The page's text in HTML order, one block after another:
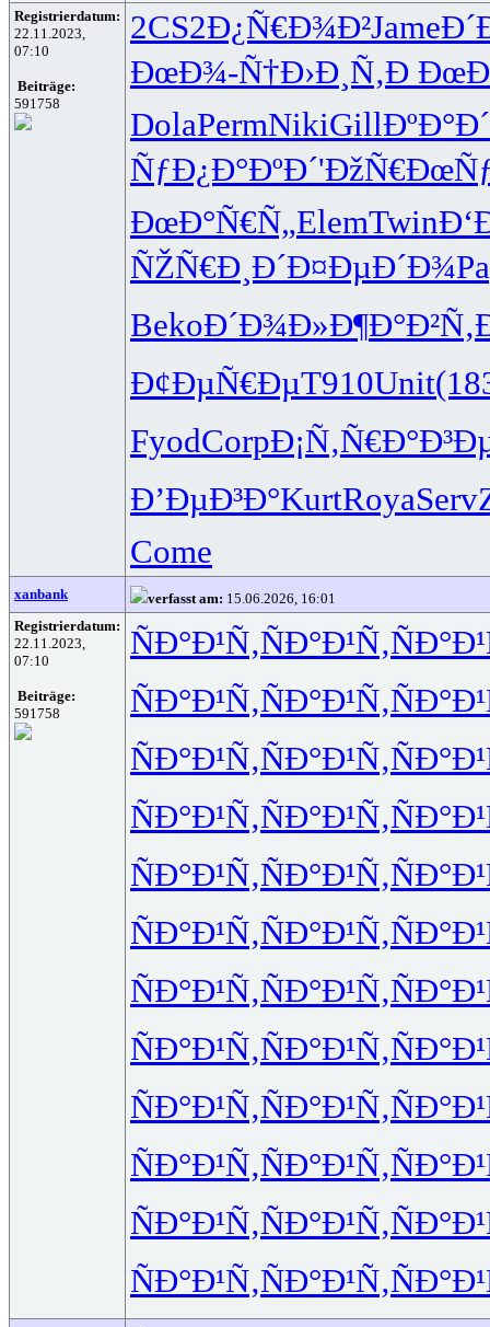
Registrierdatum:
22.11.2023,
07:10
Beiträge:
591758
2CS2Ð¿Ñ€Ð¾Ð²Jame
ÐœÐ¾-Ñ†Ð›Ð¸Ñ‚Ð
DolaPermNikiGill
ÑƒÐ¿Ð°ÐºÐ´'ÐžÑ€
ÐœÐ°Ñ€Ñ„ElemTwin
ÑŽÑ€Ð¸Ð´Ð¤ÐµÐ´Ð¾
BekoÐ´Ð¾Ð»Ð¶
Ð¢ÐµÑ€ÐµT910Unit
FyodCorpÐ¡Ñ‚Ñ€Ð°
Ð’ÐµÐ³Ð°KurtRoyaServ
Come
xanbank verfasst am: 15.06.2026, 16:01
Registrierdatum:
22.11.2023,
07:10
Beiträge:
591758
ÑÐ°Ð¹Ñ‚ÑÐ°Ð¹Ñ‚
ÑÐ°Ð¹Ñ‚ÑÐ°Ð¹Ñ‚
ÑÐ°Ð¹Ñ‚ÑÐ°Ð¹Ñ‚
ÑÐ°Ð¹Ñ‚ÑÐ°Ð¹Ñ‚
ÑÐ°Ð¹Ñ‚ÑÐ°Ð¹Ñ‚
ÑÐ°Ð¹Ñ‚ÑÐ°Ð¹Ñ‚
ÑÐ°Ð¹Ñ‚ÑÐ°Ð¹Ñ‚
ÑÐ°Ð¹Ñ‚ÑÐ°Ð¹Ñ‚
ÑÐ°Ð¹Ñ‚ÑÐ°Ð¹Ñ‚
ÑÐ°Ð¹Ñ‚ÑÐ°Ð¹Ñ‚
ÑÐ°Ð¹Ñ‚ÑÐ°Ð¹Ñ‚
ÑÐ°Ð¹Ñ‚ÑÐ°Ð¹Ñ‚